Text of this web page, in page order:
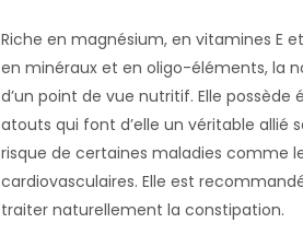
Riche en magnésium, en vitamines E
en minéraux et en oligo-éléments, la
d’un point de vue nutritif. Elle
atouts qui font d’elle un véritable allié
risque de certaines maladies comme
cardiovasculaires. Elle est
traiter naturellement la constipation.